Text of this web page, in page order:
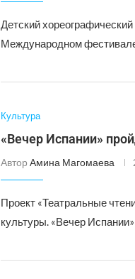
Детский
Международном
Культура
«Вечер Испании»
Автор Амина Магомаева
Проект «Театральные
культуры. «Вечер